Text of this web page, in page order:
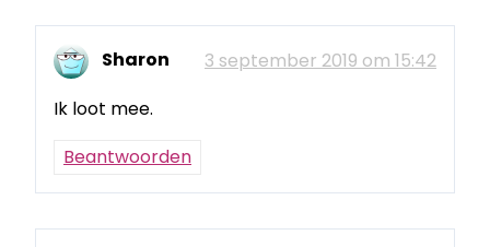
Sharon
3 september 2019 om 15:42
Ik loot mee.
Beantwoorden